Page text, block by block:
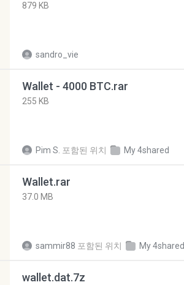
879 KB
sandro_vie
Wallet - 4000 BTC.rar
255 KB
Pim S. 포함된 위치 My 4shared
Wallet.rar
37.0 MB
sammir88 포함된 위치 My 4shared
wallet.dat.7z